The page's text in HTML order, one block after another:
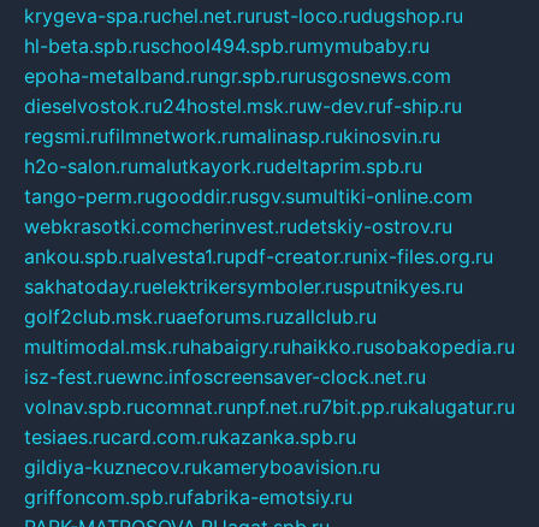
krygeva-spa.ruchel.net.rurust-loco.rudugshop.ru
hl-beta.spb.ruschool494.spb.rumymubaby.ru
epoha-metalband.rungr.spb.rurusgosnews.com
dieselvostok.ru24hostel.msk.ruw-dev.ruf-ship.ru
regsmi.rufilmnetwork.rumalinasp.rukinosvin.ru
h2o-salon.rumalutkayork.rudeltaprim.spb.ru
tango-perm.rugooddir.rusgv.sumultiki-online.com
webkrasotki.comcherinvest.rudetskiy-ostrov.ru
ankou.spb.rualvesta1.rupdf-creator.runix-files.org.ru
sakhatoday.ruelektrikersymboler.rusputnikyes.ru
golf2club.msk.ruaeforums.ruzallclub.ru
multimodal.msk.ruhabaigry.ruhaikko.rusobakopedia.ru
isz-fest.ruewnc.infoscreensaver-clock.net.ru
volnav.spb.rucomnat.runpf.net.ru7bit.pp.rukalugatur.ru
tesiaes.rucard.com.rukazanka.spb.ru
gildiya-kuznecov.rukameryboavision.ru
griffoncom.spb.rufabrika-emotsiy.ru